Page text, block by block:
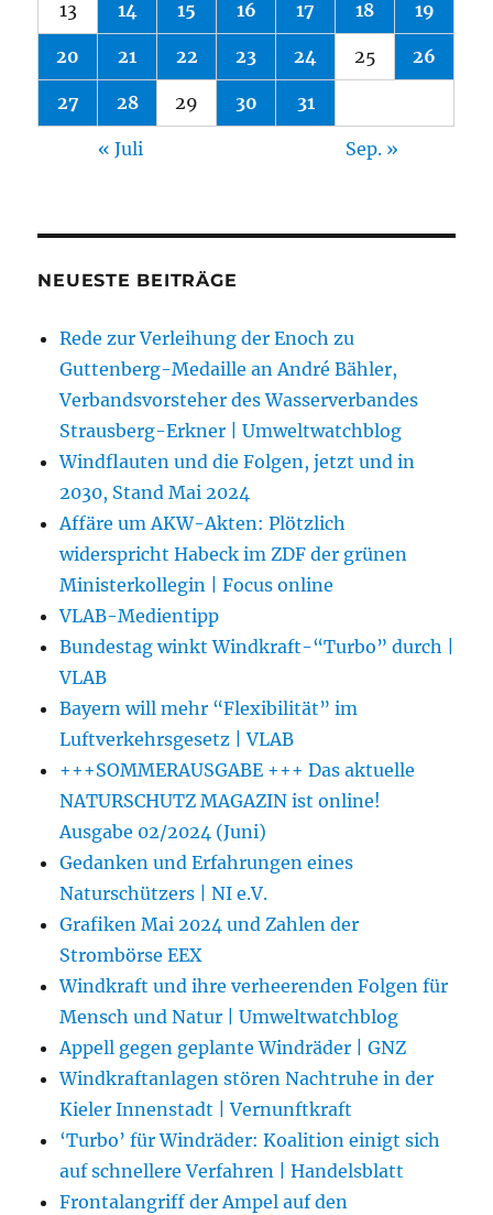
13 14 15 16 17 18 19
20 21 22 23 24 25 26
27 28 29 30 31
« Juli Sep. »
NEUESTE BEITRÄGE
Rede zur Verleihung der Enoch zu
Guttenberg-Medaille an André Bähler,
Verbandsvorsteher des Wasserverbandes
Strausberg-Erkner | Umweltwatchblog
Windflauten und die Folgen, jetzt und in
2030, Stand Mai 2024
Affäre um AKW-Akten: Plötzlich
widerspricht Habeck im ZDF der grünen
Ministerkollegin | Focus online
VLAB-Medientipp
Bundestag winkt Windkraft-“Turbo” durch |
VLAB
Bayern will mehr “Flexibilität” im
Luftverkehrsgesetz | VLAB
+++SOMMERAUSGABE +++ Das aktuelle
NATURSCHUTZ MAGAZIN ist online!
Ausgabe 02/2024 (Juni)
Gedanken und Erfahrungen eines
Naturschützers | NI e.V.
Grafiken Mai 2024 und Zahlen der
Strombörse EEX
Windkraft und ihre verheerenden Folgen für
Mensch und Natur | Umweltwatchblog
Appell gegen geplante Windräder | GNZ
Windkraftanlagen stören Nachtruhe in der
Kieler Innenstadt | Vernunftkraft
‘Turbo’ für Windräder: Koalition einigt sich
auf schnellere Verfahren | Handelsblatt
Frontalangriff der Ampel auf den